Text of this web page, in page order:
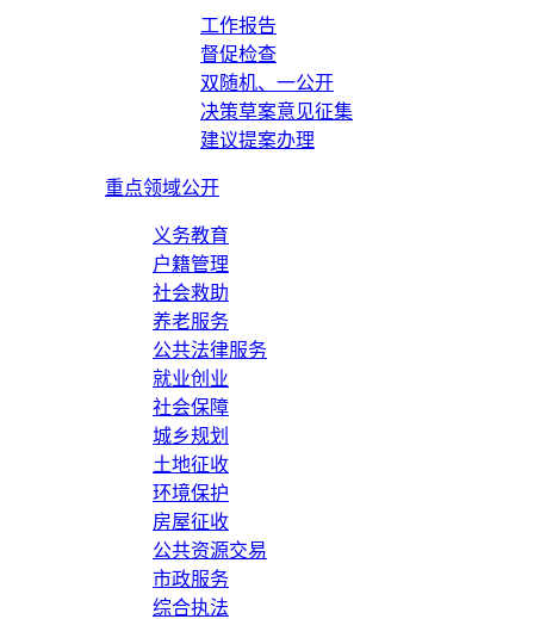
工作报告
督促检查
双随机、一公开
决策草案意见征集
建议提案办理
重点领域公开
义务教育
户籍管理
社会救助
养老服务
公共法律服务
就业创业
社会保障
城乡规划
土地征收
环境保护
房屋征收
公共资源交易
市政服务
综合执法